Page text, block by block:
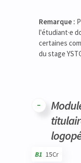
Remarque :
l'étudiant·e
certaines
du stage
B1 15Cr